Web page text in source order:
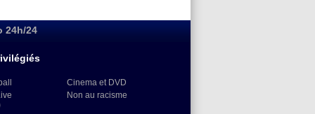
24h/24
Cinema et DVD
Non au racisme